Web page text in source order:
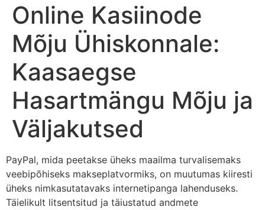
Online Kasiinode
Mõju Ühiskonnale:
Kaasaegse
Hasartmängu Mõju ja
Väljakutsed
PayPal, mida peetakse üheks maailma turvalisemaks
veebipõhiseks makseplatvormiks, on muutumas kiiresti
üheks nimkasutatavaks internetipanga lahenduseks.
Täielikult litsentsitud ja täiustatud andmete